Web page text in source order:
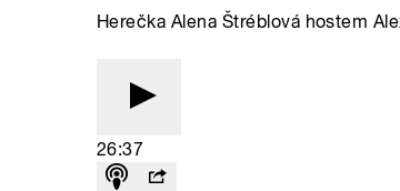
Herečka Alena Štréblová hostem
26:37